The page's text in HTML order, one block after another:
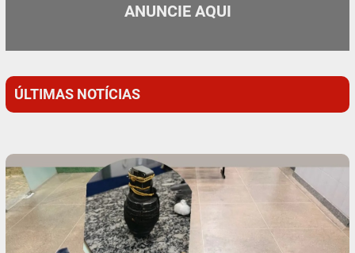
ANUNCIE AQUI
ÚLTIMAS NOTÍCIAS